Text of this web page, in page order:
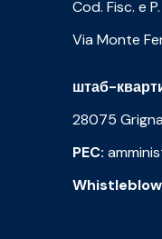
Cod. Fisc. e
Via Monte
штаб-
28075
PEC: